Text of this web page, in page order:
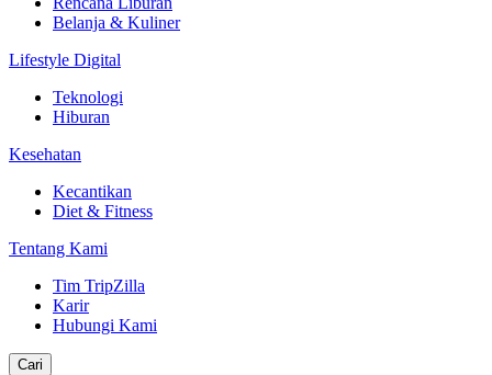
Belanja & Kuliner
Lifestyle Digital
Teknologi
Hiburan
Kesehatan
Kecantikan
Diet & Fitness
Tentang Kami
Tim TripZilla
Karir
Hubungi Kami
Cari